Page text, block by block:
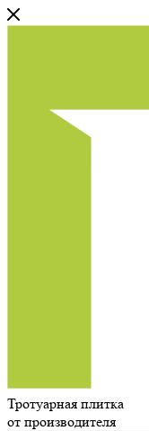
Тротуарная плитка
от производителя